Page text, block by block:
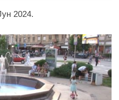
2024.